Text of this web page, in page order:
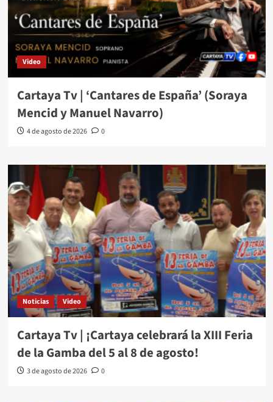
Video
Cartaya Tv | ‘Cantares de España’ (Soraya
Mencid y Manuel Navarro)
4 de agosto de 2026 0
Noticias Video
Cartaya Tv | ¡Cartaya celebrará la XIII Feria
de la Gamba del 5 al 8 de agosto!
3 de agosto de 2026 0